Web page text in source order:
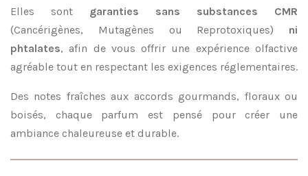
Elles sont garanties sans substances CMR
(Cancérigènes, Mutagènes ou Reprotoxiques) ni
phtalates, afin de vous offrir une expérience olfactive
agréable tout en respectant les exigences réglementaires.
Des notes fraîches aux accords gourmands, floraux ou
boisés, chaque parfum est pensé pour créer une
ambiance chaleureuse et durable.